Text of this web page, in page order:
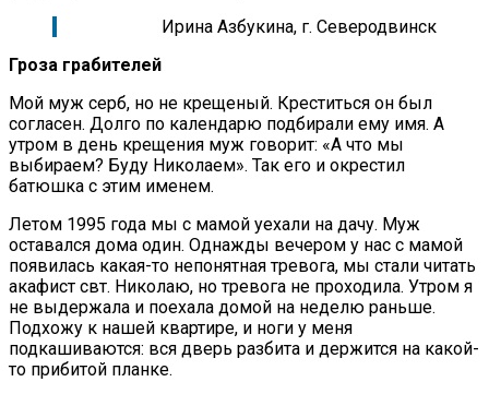
Ирина Азбукина, г. Северодвинск
Гроза грабителей
Мой муж серб, но не крещеный. Креститься он был
согласен. Долго по календарю подбирали ему имя. А
утром в день крещения муж говорит: «А что мы
выбираем? Буду Николаем». Так его и окрестил
батюшка с этим именем.
Летом 1995 года мы с мамой уехали на дачу. Муж
оставался дома один. Однажды вечером у нас с мамой
появилась какая-то непонятная тревога, мы стали читать
акафист свт. Николаю, но тревога не проходила. Утром я
не выдержала и поехала домой на неделю раньше.
Подхожу к нашей квартире, и ноги у меня
подкашиваются: вся дверь разбита и держится на какой-
то прибитой планке.